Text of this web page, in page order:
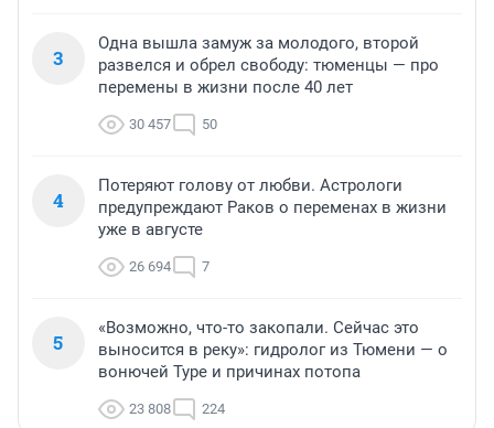
3
Одна вышла замуж за молодого, второй
развелся и обрел свободу: тюменцы — про
перемены в жизни после 40 лет
30 457 50
4
Потеряют голову от любви. Астрологи
предупреждают Раков о переменах в жизни
уже в августе
26 694 7
5
«Возможно, что-то закопали. Сейчас это
выносится в реку»: гидролог из Тюмени — о
вонючей Туре и причинах потопа
23 808 224